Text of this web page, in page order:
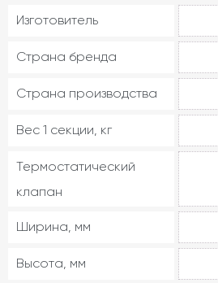
Изготовитель
Страна бренда
Страна производства
Вес 1 секции, кг
Термостатический
клапан
Ширина, мм
Высота, мм